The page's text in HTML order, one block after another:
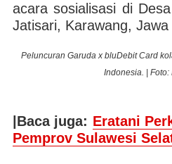
acara sosialisasi di
Jatisari, Karawang, Jawa
Peluncuran Garuda x bluDebit Card
Indonesia. | Foto:
|Baca juga: Eratani
Pemprov Sulawesi